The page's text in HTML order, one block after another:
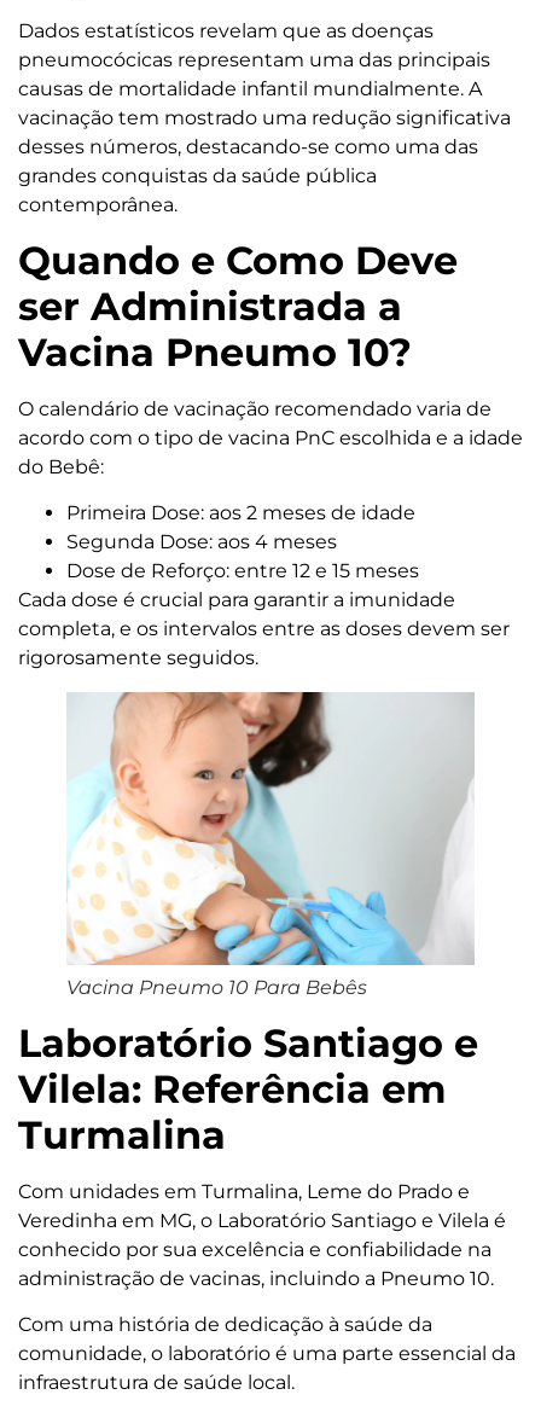
Dados estatísticos revelam que as doenças
pneumocócicas representam uma das principais
causas de mortalidade infantil mundialmente. A
vacinação tem mostrado uma redução significativa
desses números, destacando-se como uma das
grandes conquistas da saúde pública
contemporânea.
Quando e Como Deve
ser Administrada a
Vacina Pneumo 10?
O calendário de vacinação recomendado varia de
acordo com o tipo de vacina PnC escolhida e a idade
do Bebê:
Primeira Dose: aos 2 meses de idade
Segunda Dose: aos 4 meses
Dose de Reforço: entre 12 e 15 meses
Cada dose é crucial para garantir a imunidade
completa, e os intervalos entre as doses devem ser
rigorosamente seguidos.
Vacina Pneumo 10 Para Bebês
Laboratório Santiago e
Vilela: Referência em
Turmalina
Com unidades em Turmalina, Leme do Prado e
Veredinha em MG, o Laboratório Santiago e Vilela é
conhecido por sua excelência e confiabilidade na
administração de vacinas, incluindo a Pneumo 10.
Com uma história de dedicação à saúde da
comunidade, o laboratório é uma parte essencial da
infraestrutura de saúde local.